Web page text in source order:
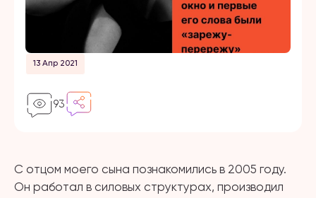
13 Апр 2021
93
С отцом моего сына познакомились в 2005 году.
Он работал в силовых структурах, производил